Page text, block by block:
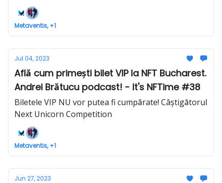
Metaventis, +1
Jul 04, 2023
Află cum primești bilet VIP la NFT Bucharest.
Andrei Brătucu podcast! - It's NFTime #38
Biletele VIP NU vor putea fi cumpărate! Câștigătorul
Next Unicorn Competition
Metaventis, +1
Jun 27, 2023